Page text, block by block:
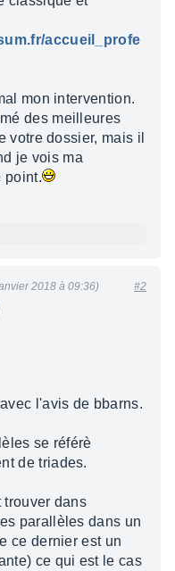
accueil_profe
mon intervention.
des meilleures
votre dossier, mais il
je vois ma
point.
2018 à 09:36) #2
l'avis de bbarns.
se référè
de triades.
trouver dans
parallèles dans un
ce dernier est un
ce qui est le cas